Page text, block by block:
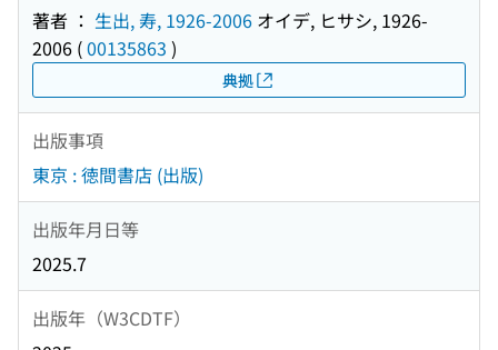
著者 ： 生出, 寿, 1926-2006 オイデ, ヒサシ, 1926-
2006 (00135863 )
典拠
出版事項
東京 : 徳間書店 (出版)
出版年月日等
2025.7
出版年（W3CDTF）